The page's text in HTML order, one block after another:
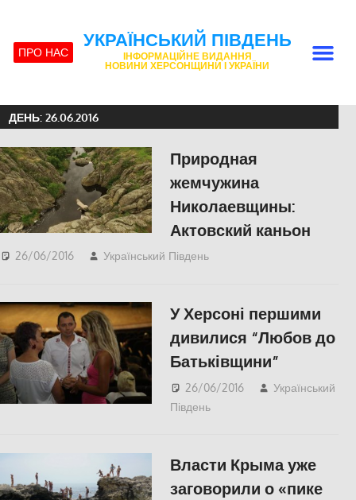
ПРО НАС
УКРАЇНСЬКИЙ ПІВДЕНЬ
ІНФОРМАЦІЙНЕ ВИДАННЯ
НОВИНИ ХЕРСОНЩИНИ І УКРАЇНИ
ДЕНЬ:26.06.2016
Природная
жемчужина
Николаевщины:
Актовский каньон
26/06/2016 Український Південь
У Херсоні першими
дивилися “Любов до
Батьківщини”
26/06/2016
Український
Південь
Власти Крыма уже
заговорили о «пике